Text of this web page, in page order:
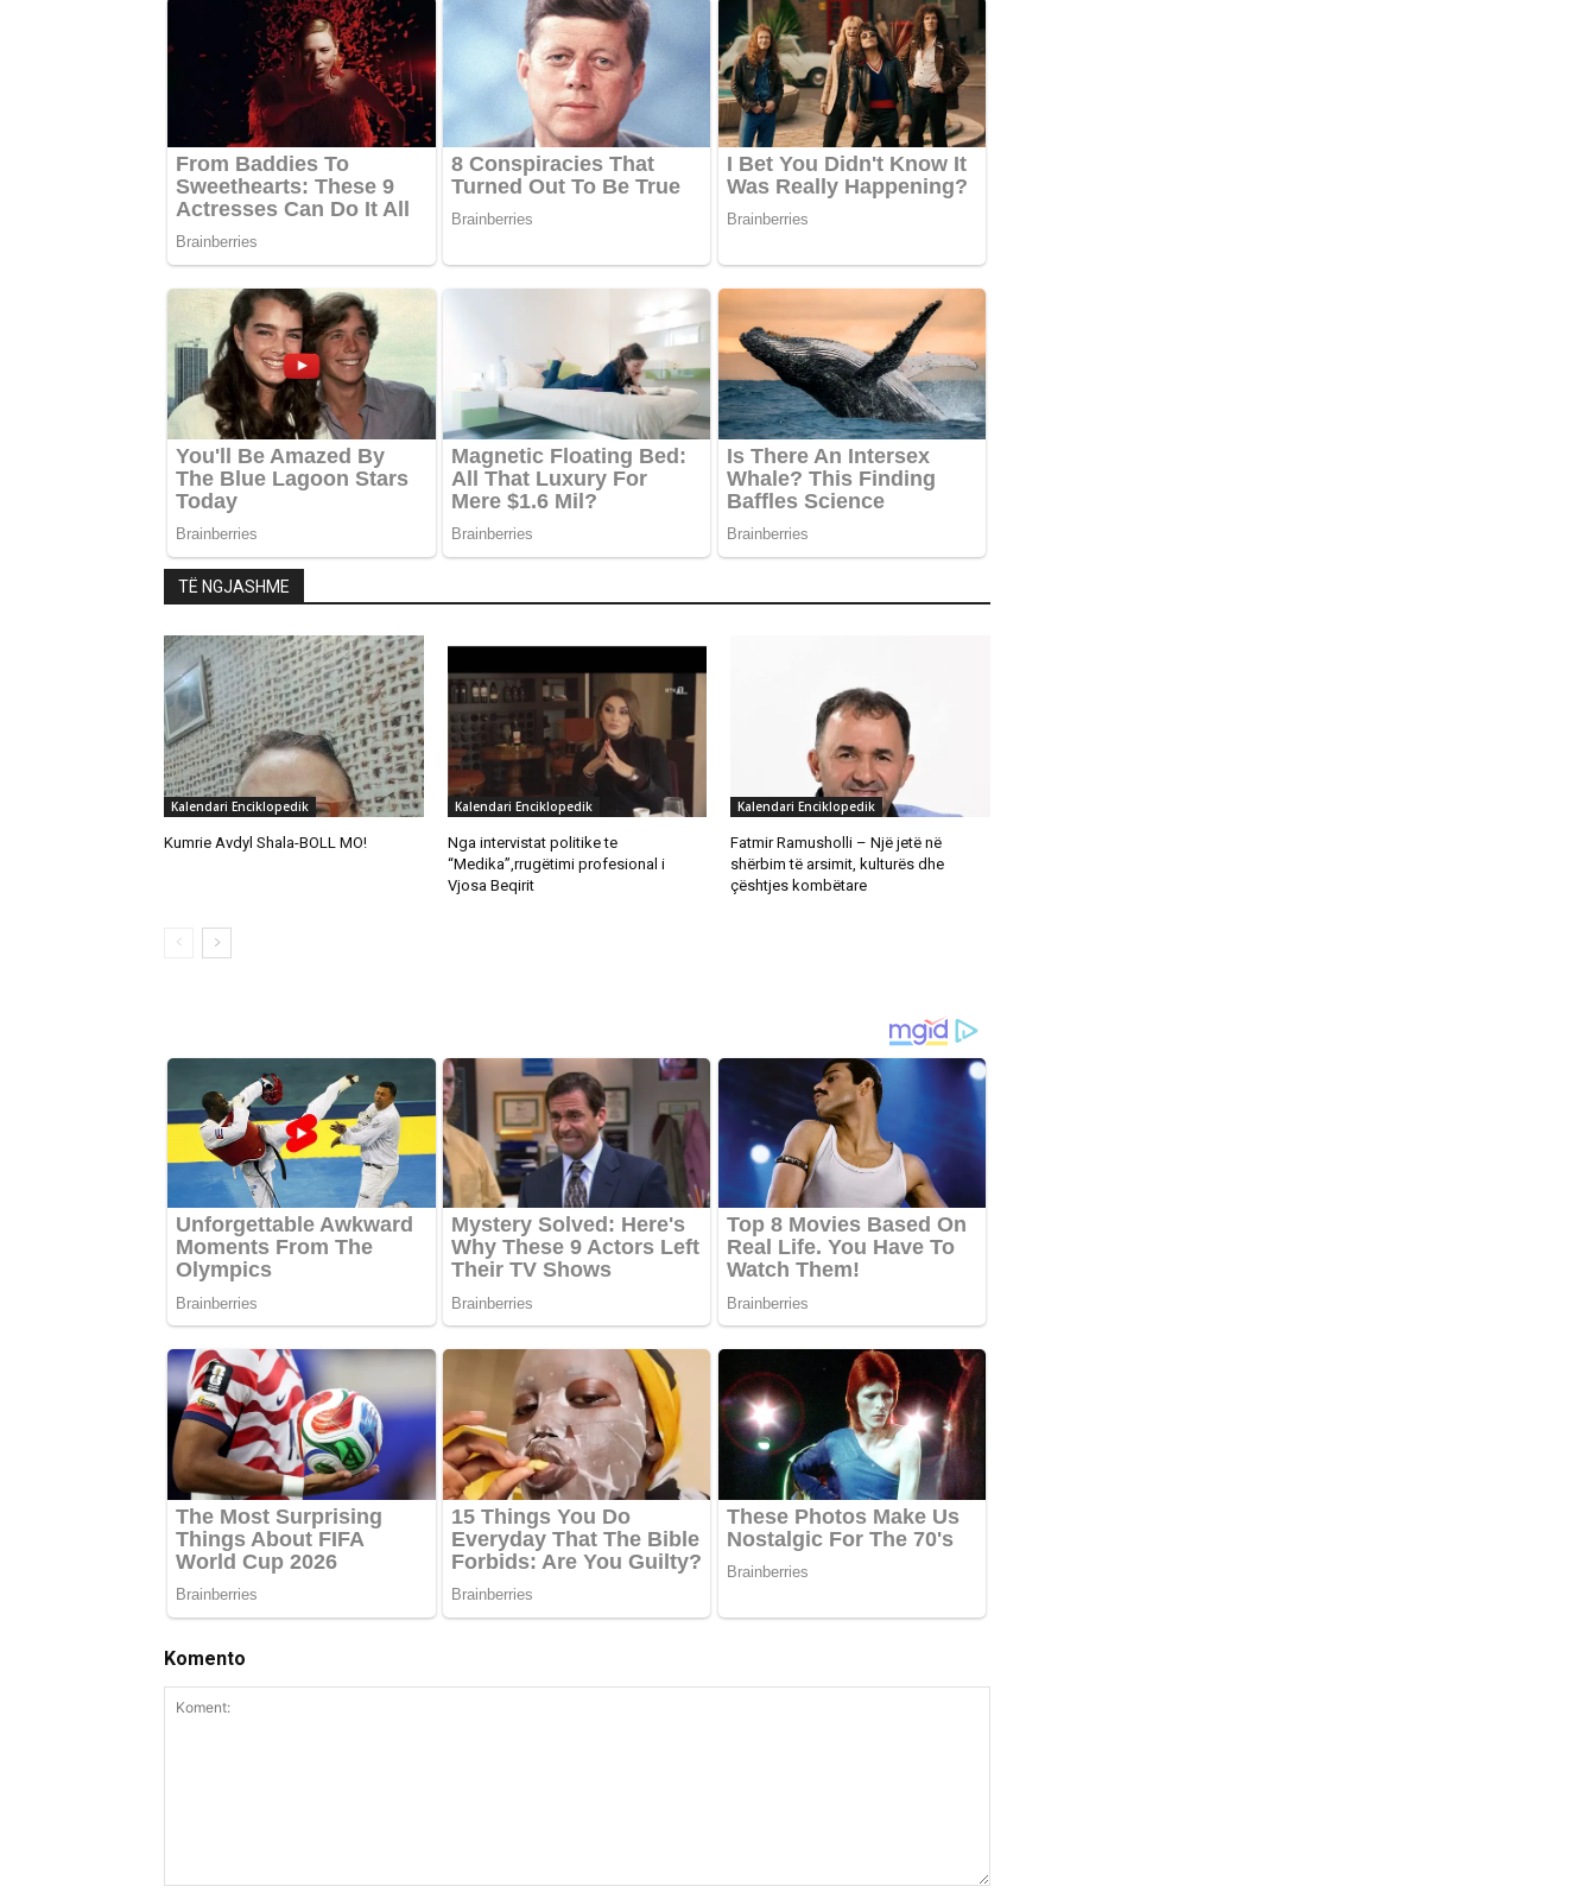
TË NGJASHME
Kalendari Enciklopedik
Kumrie Avdyl Shala-BOLL MO!
Kalendari Enciklopedik
Nga intervistat politike te
“Medika”,rrugëtimi profesional i
Vjosa Beqirit
Kalendari Enciklopedik
Fatmir Ramusholli – Një jetë në
shërbim të arsimit, kulturës dhe
çështjes kombëtare
Komento